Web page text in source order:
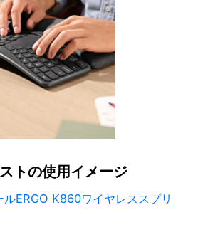
トの使用イメージ
ルERGO K860ワイヤレススプリ